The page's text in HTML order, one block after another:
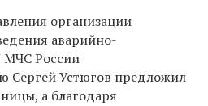
организации
аварийно-
МЧС России
Сергей Устюгов предложил
а благодаря